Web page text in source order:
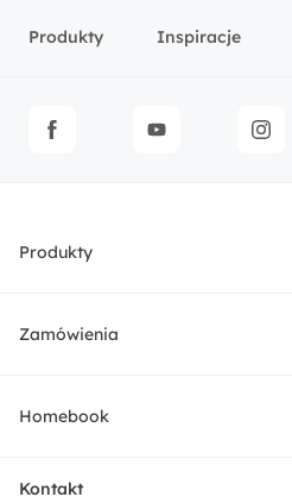
Produkty Inspiracje
Produkty
Meble
Zamówienia
Dostawa
Homebook
O nas
Kontakt